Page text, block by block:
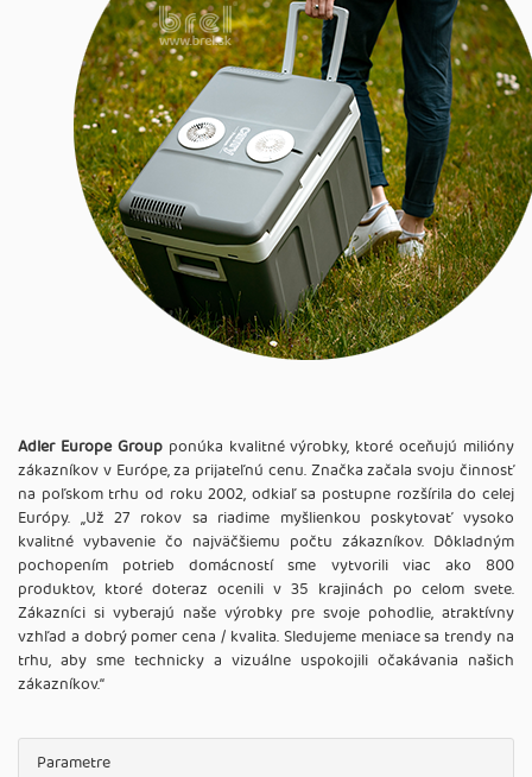
Adler Europe Groupponúka kvalitné výrobky, ktoré oceňujú milióny
zákazníkov v Európe, za prijateľnú cenu. Značka začala svoju činnosť
na poľskom trhu od roku 2002, odkiaľ sa postupne rozšírila do celej
Európy. ,,Už 27 rokov sa riadime myšlienkou poskytovať vysoko
kvalitné vybavenie čo najväčšiemu počtu zákazníkov. Dôkladným
pochopením potrieb domácností sme vytvorili viac ako 800
produktov, ktoré doteraz ocenili v 35 krajinách po celom svete.
Zákazníci si vyberajú naše výrobky pre svoje pohodlie, atraktívny
vzhľad a dobrý pomer cena / kvalita. Sledujeme meniace sa trendy na
trhu, aby sme technicky a vizuálne uspokojili očakávania našich
zákazníkov.‘‘
Parametre